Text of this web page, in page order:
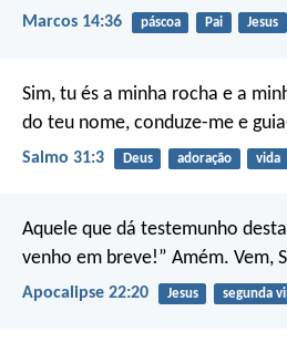
Marcos 14:36 páscoa Pai Jesus
Sim, tu és a minha rocha e a
do teu nome, conduze-me e
Salmo 31:3 Deus adoração vida
Aquele que dá testemunho
venho em breve!” Amém. Vem,
Apocalipse 22:20 Jesus segunda